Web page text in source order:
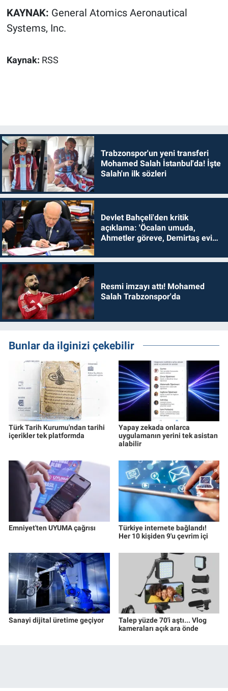
KAYNAK: General Atomics Aeronautical
Systems, Inc.
Kaynak: RSS
Trabzonspor'un yeni transferi
Mohamed Salah İstanbul'da! İşte
Salah'ın ilk sözleri
Devlet Bahçeli'den kritik
açıklama: 'Öcalan umuda,
Ahmetler göreve, Demirtaş evine
Resmi imzayı attı! Mohamed
Salah Trabzonspor'da
Bunlar da ilginizi çekebilir
Türk Tarih Kurumu'ndan tarihi
içerikler tek platformda
Yapay zekada onlarca
uygulamanın yerini tek asistan
alabilir
Emniyet'ten UYUMA çağrısı
Türkiye internete bağlandı!
Her 10 kişiden 9'u çevrim içi
Sanayi dijital üretime geçiyor
Talep yüzde 70'i aştı... Vlog
kameraları açık ara önde